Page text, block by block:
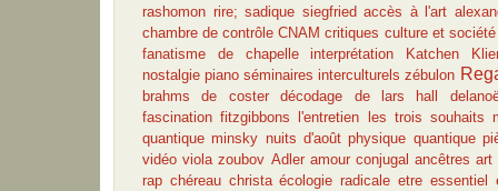
rashomon rire; sadique siegfried accès à l'art
chambre de contrôle CNAM critiques culture et société
fanatisme de chapelle
interprétation Katchen
nostalgie piano séminaires interculturels zébulon
brahms de coster décodage de lars hall
fascination fitzgibbons l'entretien les trois souhaits
quantique minsky nuits d'août physique quantique
vidéo viola zoubov Adler amour conjugal ancêtres art
rap chéreau christa écologie radicale etre essentiel